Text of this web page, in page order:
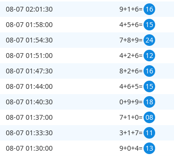
08-07 02:01:30 9+1+6= 16
08-07 01:58:00 4+5+6= 15
08-07 01:54:30 7+8+9= 24
08-07 01:51:00 4+2+6= 12
08-07 01:47:30 8+2+6= 16
08-07 01:44:00 4+6+5= 15
08-07 01:40:30 0+9+9= 18
08-07 01:37:00 7+1+0= 08
08-07 01:33:30 3+1+7= 11
08-07 01:30:00 9+0+4= 13